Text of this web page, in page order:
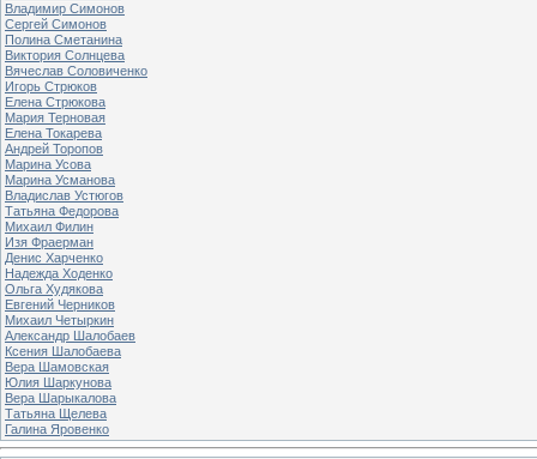
Владимир Симонов
Сергей Симонов
Полина Сметанина
Виктория Солнцева
Вячеслав Соловиченко
Игорь Стрюков
Елена Стрюкова
Мария Терновая
Елена Токарева
Андрей Торопов
Марина Усова
Марина Усманова
Владислав Устюгов
Татьяна Федорова
Михаил Филин
Изя Фраерман
Денис Харченко
Надежда Ходенко
Ольга Худякова
Евгений Черников
Михаил Четыркин
Александр Шалобаев
Ксения Шалобаева
Вера Шамовская
Юлия Шаркунова
Вера Шарыкалова
Татьяна Щелева
Галина Яровенко